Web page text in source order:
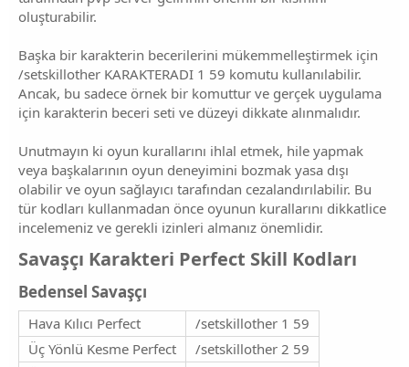
oluşturabilir.
Başka bir karakterin becerilerini mükemmelleştirmek için
/setskillother KARAKTERADI 1 59 komutu kullanılabilir.
Ancak, bu sadece örnek bir komuttur ve gerçek uygulama
için karakterin beceri seti ve düzeyi dikkate alınmalıdır.
Unutmayın ki oyun kurallarını ihlal etmek, hile yapmak
veya başkalarının oyun deneyimini bozmak yasa dışı
olabilir ve oyun sağlayıcı tarafından cezalandırılabilir. Bu
tür kodları kullanmadan önce oyunun kurallarını dikkatlice
incelemeniz ve gerekli izinleri almanız önemlidir.
Savaşçı Karakteri Perfect Skill Kodları​
Bedensel Savaşçı​
Hava Kılıcı Perfect
/setskillother 1 59
Üç Yönlü Kesme Perfect
/setskillother 2 59